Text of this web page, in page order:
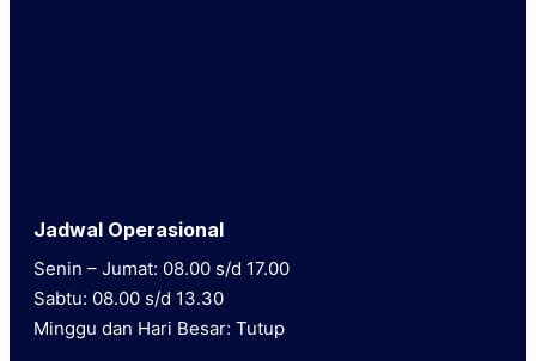
Jadwal Operasional
Senin – Jumat: 08.00 s/d 17.00
Sabtu: 08.00 s/d 13.30
Minggu dan Hari Besar: Tutup